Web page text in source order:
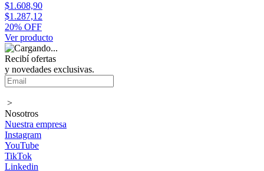
$1.608,90
$1.287,12
20% OFF
Ver producto
Recibí ofertas
y novedades exclusivas.
>
Nosotros
Nuestra empresa
Instagram
YouTube
TikTok
Linkedin